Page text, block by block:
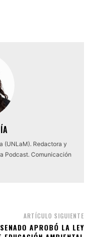
(UNLaM). Redactora y
Podcast. Comunicación
ARTÍCULO SIGUIENTE
APROBÓ LA LEY